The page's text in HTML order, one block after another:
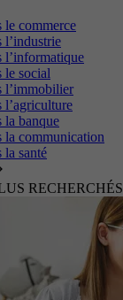
le commerce
l’industrie
l’informatique
le social
l’immobilier
l’agriculture
la banque
la communication
la santé
RECHERCHÉS